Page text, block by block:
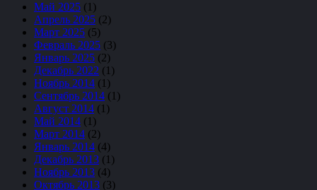
Май 2025 (1)
Апрель 2025 (2)
Март 2025 (5)
Февраль 2025 (3)
Январь 2025 (2)
Декабрь 2022 (1)
Ноябрь 2014 (1)
Сентябрь 2014 (1)
Август 2014 (1)
Май 2014 (1)
Март 2014 (2)
Январь 2014 (4)
Декабрь 2013 (1)
Ноябрь 2013 (4)
Октябрь 2013 (3)